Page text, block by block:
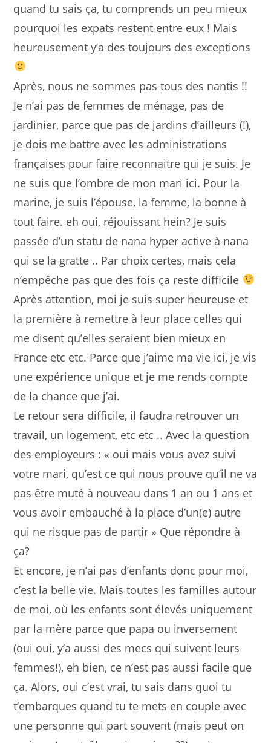
quand tu sais ça, tu comprends un peu mieux
pourquoi les expats restent entre eux ! Mais
heureusement y’a des toujours des exceptions
Après, nous ne sommes pas tous des nantis !!
Je n’ai pas de femmes de ménage, pas de
jardinier, parce que pas de jardins d’ailleurs (!),
je dois me battre avec les administrations
françaises pour faire reconnaitre qui je suis. Je
ne suis que l’ombre de mon mari ici. Pour la
marine, je suis l’épouse, la femme, la bonne à
tout faire. eh oui, réjouissant hein? Je suis
passée d’un statu de nana hyper active à nana
qui se la gratte .. Par choix certes, mais cela
n’empêche pas que des fois ça reste difficile
Après attention, moi je suis super heureuse et
la première à remettre à leur place celles qui
me disent qu’elles seraient bien mieux en
France etc etc. Parce que j’aime ma vie ici, je vis
une expérience unique et je me rends compte
de la chance que j’ai.
Le retour sera difficile, il faudra retrouver un
travail, un logement, etc etc .. Avec la question
des employeurs : « oui mais vous avez suivi
votre mari, qu’est ce qui nous prouve qu’il ne va
pas être muté à nouveau dans 1 an ou 1 ans et
vous avoir embauché à la place d’un(e) autre
qui ne risque pas de partir » Que répondre à
ça?
Et encore, je n’ai pas d’enfants donc pour moi,
c’est la belle vie. Mais toutes les familles autour
de moi, où les enfants sont élevés uniquement
par la mère parce que papa ou inversement
(oui oui, y’a aussi des mecs qui suivent leurs
femmes!), eh bien, ce n’est pas aussi facile que
ça. Alors, oui c’est vrai, tu sais dans quoi tu
t’embarques quand tu te mets en couple avec
une personne qui part souvent (mais peut on